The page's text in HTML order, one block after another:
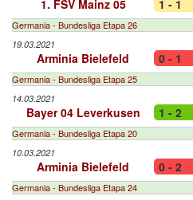
1. FSV Mainz 05 1 - 1
Germania - Bundesliga Etapa 26
19.03.2021
Arminia Bielefeld 0 - 1
Germania - Bundesliga Etapa 25
14.03.2021
Bayer 04 Leverkusen 1 - 2
Germania - Bundesliga Etapa 20
10.03.2021
Arminia Bielefeld 0 - 2
Germania - Bundesliga Etapa 24